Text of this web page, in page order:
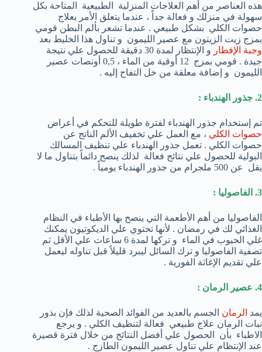
هذه العناصر من أهم العلاجات المنزلية الطبيعية المتاحة بكل
سهولة في منزلك و فعالة جداً ، عندما يتعلق الأمر بعلاج
حصوات الكلي بشكل طبيعي . عندما تشعر بألم البطن قومي
بمزج زيت الزيتون مع عصير الليمون و تناول هذا الخليط بعد
وجبة الإفطار
و الإنتظار لمدة 30 دقيقة للحصول علي نتيجة
جيدة . قومي بمزج 12 أوقية من الماء ، 0,5 أونصات عصير
الليمون و إضافة معلقة من خل التفاح إليه .
2. جذور الهندباء :
تم إستخدام جذور الهندباء لفترة طويلة للتحكم في أعراض
حصوات الكلي ، مع العمل علي تخفيف الألم الناتج عن
حصوات الكلي . تعمل جذور الهندباء علي تنظيف المسالك
البولية للحصول علي نتائج فعالة لذلك ينصح دائماً بتناول ما لا
يقل عن 500 ملجرام من جذور الهندباء يومياً .
3. الفاصوليا :
الفاصوليا من أهم الأطعمة التي ينصح بها الأطباء في النظام
الغذائي لك في رمضان . لأنها تحتوي علي الديكوتيون يمكنك
غلي الحبوب في الماء و تركها لمدة 6 ساعات علي الأقل ثم
تصفية الفاصوليا و ترك السائل ليبرد قليلاً قبل تناوله ليعمل
علي تقديم الإغاثة الفورية .
4. عصير الرمان :
يمد الرمان الجسم بالعديد من الفوائد الصحية لذلك فإن بذور
نبات الرمان علاج طبيعي فعالة لتنظيف الكلي . و يرجع
الاطباء بأن الحصول علي أفضل النتائج من خلال فترة قصيرة
عند الإنتظام علي تناول عصير الليمون الطازج .